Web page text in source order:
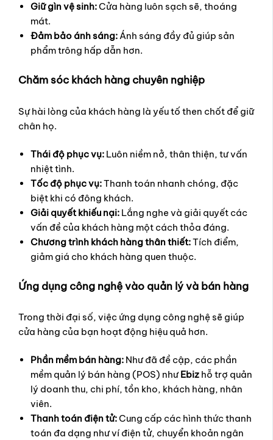
Giữ gìn vệ sinh:Cửa hàng luôn sạch sẽ, thoáng
mát.
Đảm bảo ánh sáng:Ánh sáng đầy đủ giúp sản
phẩm trông hấp dẫn hơn.
Chăm sóc khách hàng chuyên nghiệp
Sự hài lòng của khách hàng là yếu tố then chốt để giữ
chân họ.
Thái độ phục vụ: Luôn niềm nở, thân thiện, tư vấn
nhiệt tình.
Tốc độ phục vụ:Thanh toán nhanh chóng, đặc
biệt khi có đông khách.
Giải quyết khiếu nại: Lắng nghe và giải quyết các
vấn đề của khách hàng một cách thỏa đáng.
Chương trình khách hàng thân thiết:Tích điểm,
giảm giá cho khách hàng quen thuộc.
Ứng dụng công nghệ vào quản lý và bán hàng
Trong thời đại số, việc ứng dụng công nghệ sẽ giúp
cửa hàng của bạn hoạt động hiệu quả hơn.
Phần mềm bán hàng: Như đã đề cập, các phần
mềm quản lý bán hàng (POS) như Ebiz hỗ trợ quản
lý doanh thu, chi phí, tồn kho, khách hàng, nhân
viên.
Thanh toán điện tử:Cung cấp các hình thức thanh
toán đa dạng như ví điện tử, chuyển khoản ngân